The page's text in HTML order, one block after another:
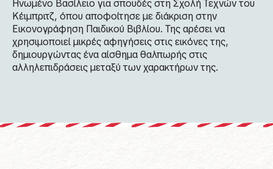
Ηνωμένο Βασίλειο για σπουδές στη Σχολή Τεχνών του
Κέιμπριτζ, όπου αποφοίτησε με διάκριση στην
Εικονογράφηση Παιδικού Βιβλίου. Της αρέσει να
χρησιμοποιεί μικρές αφηγήσεις στις εικόνες της,
δημιουργώντας ένα αίσθημα θαλπωρής στις
αλληλεπιδράσεις μεταξύ των χαρακτήρων της.